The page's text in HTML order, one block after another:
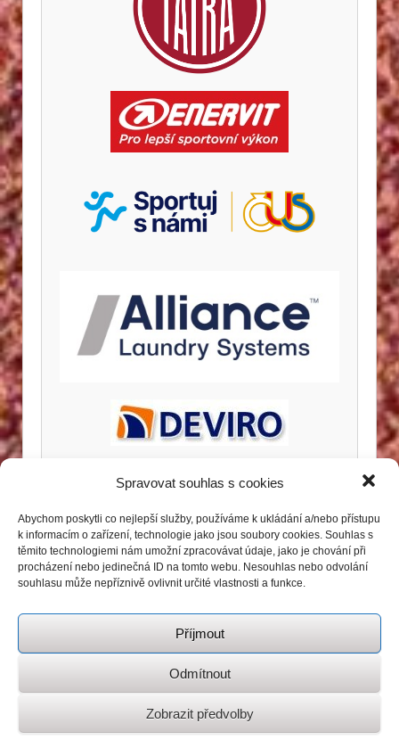
Spravovat souhlas s cookies
Abychom poskytli co nejlepší služby, používáme k ukládání a/nebo přístupu
k informacím o zařízení, technologie jako jsou soubory cookies. Souhlas s
těmito technologiemi nám umožní zpracovávat údaje, jako je chování při
procházení nebo jedinečná ID na tomto webu. Nesouhlas nebo odvolání
souhlasu může nepříznivě ovlivnit určité vlastnosti a funkce.
Příjmout
Odmítnout
Zobrazit předvolby